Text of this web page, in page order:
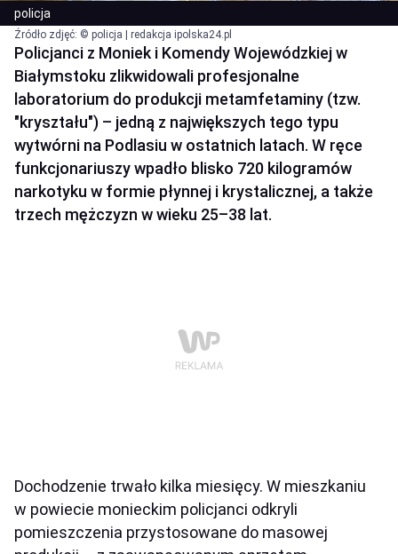
policja
Źródło zdjęć: © policja | redakcja ipolska24.pl
Policjanci z Moniek i Komendy Wojewódzkiej w
Białymstoku zlikwidowali profesjonalne
laboratorium do produkcji metamfetaminy (tzw.
"kryształu") – jedną z największych tego typu
wytwórni na Podlasiu w ostatnich latach. W ręce
funkcjonariuszy wpadło blisko 720 kilogramów
narkotyku w formie płynnej i krystalicznej, a także
trzech mężczyzn w wieku 25–38 lat.
Dochodzenie trwało kilka miesięcy. W mieszkaniu
w powiecie monieckim policjanci odkryli
pomieszczenia przystosowane do masowej